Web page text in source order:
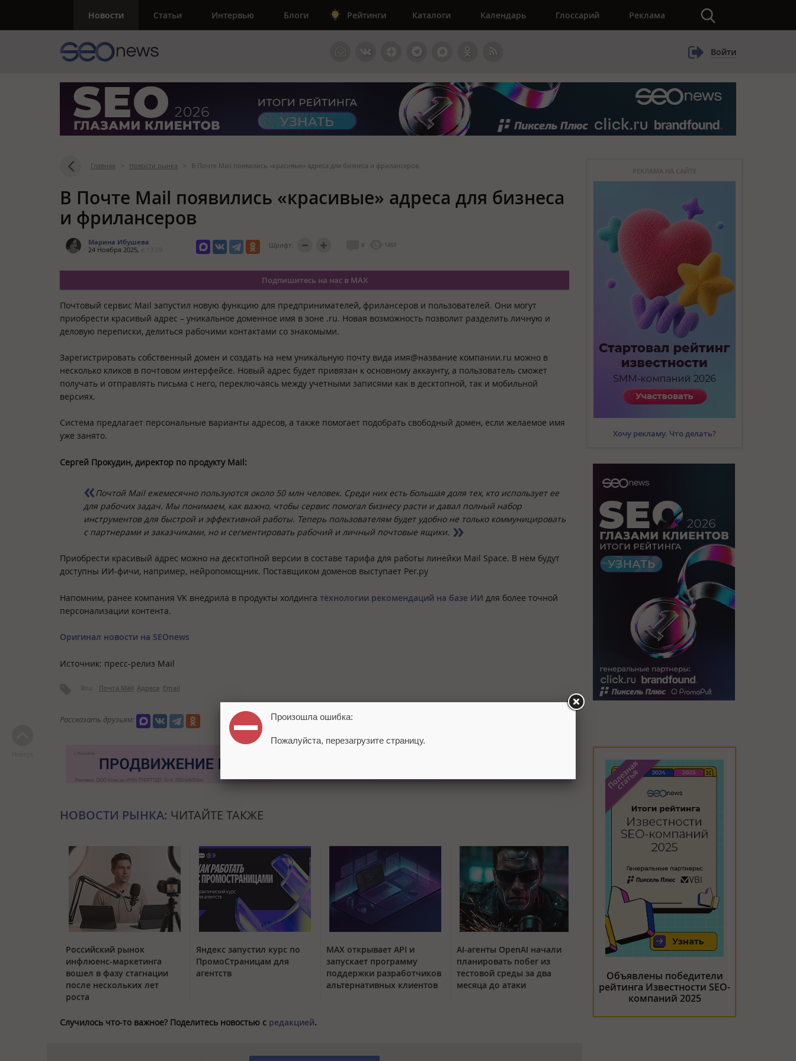
Новости Статьи Интервью Блоги Рейтинги Каталоги Календарь Глоссарий Реклама
Войти
Главная > Новости рынка > В Почте Mail появились «красивые» адреса для бизнеса и фрилансеров
В Почте Mail появились «красивые» адреса для бизнеса
и фрилансеров
Марина Ибушева
24 Ноября 2025,
Шрифт: 0 1459
Подпишитесь на нас в MAX
Почтовый сервис Mail запустил новую функцию для предпринимателей, фрилансеров и пользователей. Они могут
приобрести красивый адрес – уникальное доменное имя в зоне .ru. Новая возможность позволит разделить личную и
деловую переписки, делиться рабочими контактами со знакомыми.
Зарегистрировать собственный домен и создать на нем уникальную почту вида имя@название компании.ru можно в
несколько кликов в почтовом интерфейсе. Новый адрес будет привязан к основному аккаунту, а пользователь сможет
получать и отправлять письма с него, переключаясь между учетными записями как в десктопной, так и мобильной
версиях.
Система предлагает персональные варианты адресов, а также помогает подобрать свободный домен, если желаемое имя
уже занято.
Сергей Прокудин, директор по продукту Mail:
Почтой Mail ежемесячно пользуются около 50 млн человек. Среди них есть большая доля тех, кто использует ее
для рабочих задач. Мы понимаем, как важно, чтобы сервис помогал бизнесу расти и давал полный набор
инструментов для быстрой и эффективной работы. Теперь пользователям будет удобно не только коммуницировать
с партнерами и заказчиками, но и сегментировать рабочий и личный почтовые ящики.
Приобрести красивый адрес можно на десктопной версии в составе тарифа для работы линейки Mail Space. В нем будут
доступны ИИ-фичи, например, нейропомощник. Поставщиком доменов выступает Рег.ру
Напомним, ранее компания VK внедрила в продукты холдинга технологии рекомендаций на базе ИИ для более точной
персонализации контента.
Оригинал новости на SEOnews
Источник: пресс-релиз Mail
Теги: Почта Mail Адреса Email
Рассказать друзьям:
НОВОСТИ РЫНКА: ЧИТАЙТЕ ТАКЖЕ
Российский рынок
инфлюенс-маркетинга
вошел в фазу стагнации
после нескольких лет
роста
Яндекс запустил курс по
ПромоСтраницам для
агентств
MAX открывает API и
запускает программу
поддержки разработчиков
альтернативных клиентов
AI-агенты OpenAI начали
планировать побег из
тестовой среды за два
месяца до атаки
Случилось что-то важное? Поделитесь новостью с редакцией.
РЕКЛАМА НА САЙТЕ
Хочу рекламу. Что делать?
Объявлены победители
рейтинга Известности SEO-
компаний 2025
Произошла ошибка:
Пожалуйста, перезагрузите страницу.